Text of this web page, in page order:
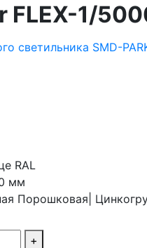
FLEX-1/
RAL
мм
Порошковая|
+